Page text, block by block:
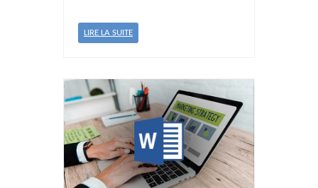
LIRE LA SUITE